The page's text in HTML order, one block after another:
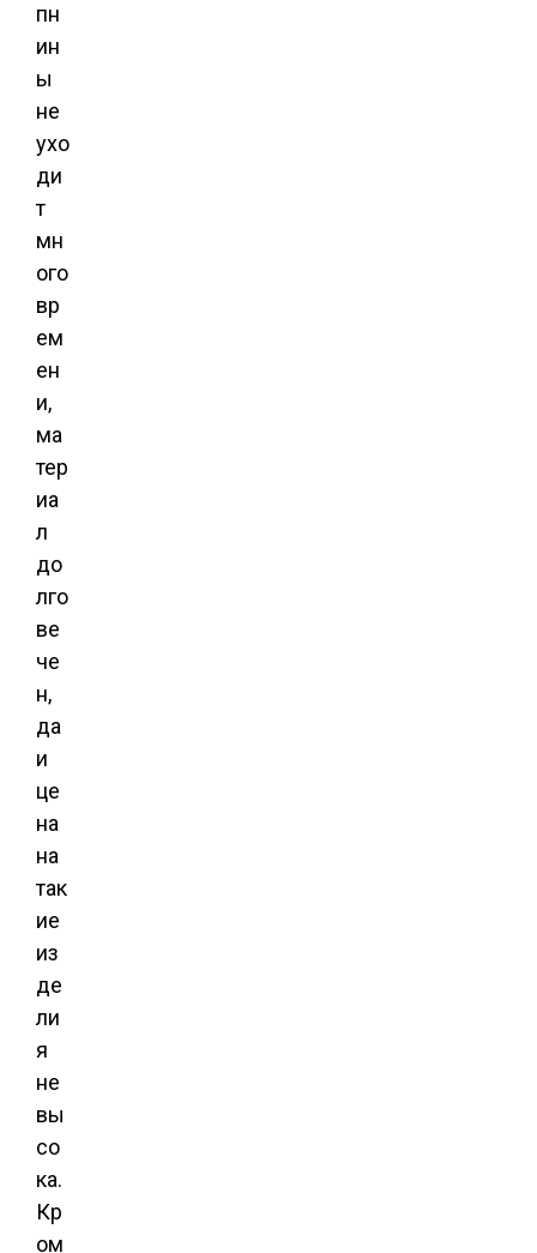
пн
ин
ы
не
ухо
ди
т
мн
ого
вр
ем
ен
и,
ма
тер
иа
л
до
лго
ве
че
н,
да
и
це
на
на
так
ие
из
де
ли
я
не
вы
со
ка.
Кр
ом